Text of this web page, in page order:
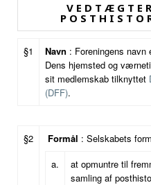
§1 Navn : Foreningens
Dens hjemsted og
sit medlemskab tilknyttet
(DFF).
§2 Formål : Selskabets
a.
at opmuntre til
samling af